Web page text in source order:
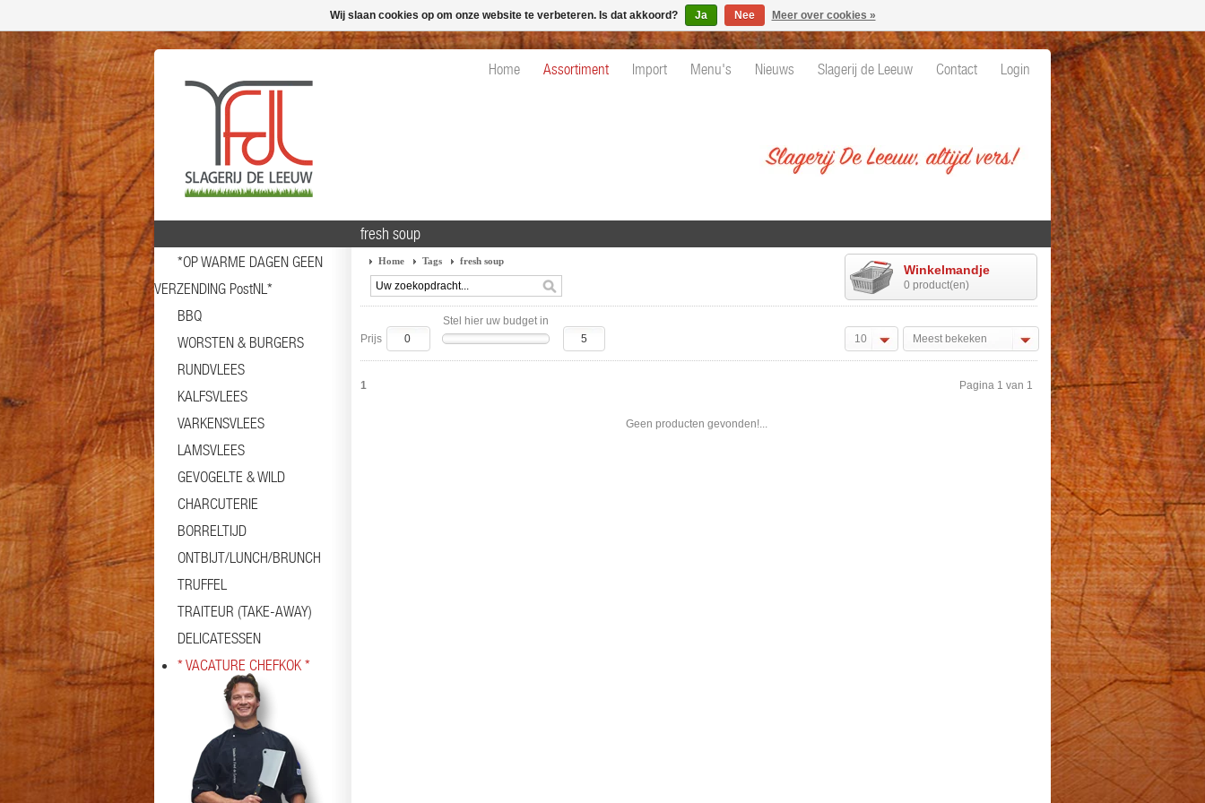
Home Assortiment Import Menu's Nieuws Slagerij de Leeuw Contact Login
*OP WARME DAGEN GEEN
VERZENDING PostNL*
BBQ
WORSTEN & BURGERS
RUNDVLEES
KALFSVLEES
VARKENSVLEES
LAMSVLEES
GEVOGELTE & WILD
CHARCUTERIE
BORRELTIJD
ONTBIJT/LUNCH/BRUNCH
TRUFFEL
TRAITEUR (TAKE-AWAY)
DELICATESSEN
* VACATURE CHEFKOK *
fresh soup
Home Tags fresh soup
Winkelmandje
0 product(en)
Stel hier uw budget in
Prijs
10 Meest bekeken
Geen producten gevonden!...
1 Pagina 1 van 1
Wij slaan cookies op om onze website te verbeteren. Is dat akkoord? Ja Nee Meer over cookies »